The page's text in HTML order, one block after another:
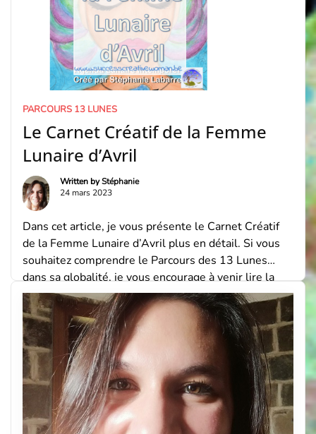
PARCOURS 13 LUNES
Le Carnet Créatif de la Femme
Lunaire d’Avril
Written byStéphanie
24 mars 2023
Dans cet article, je vous présente le Carnet Créatif
de la Femme Lunaire d’Avril plus en détail. Si vous
souhaitez comprendre le Parcours des 13 Lunes
dans sa globalité, je vous encourage à venir lire la
page que j’ai dédicacée à sa présentation. Pourquoi la
Femme Lunaire ? J’ai voulu mettre l’accent ici sur le
[…]